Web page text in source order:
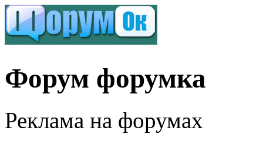
Форум форумка
Реклама на форумах